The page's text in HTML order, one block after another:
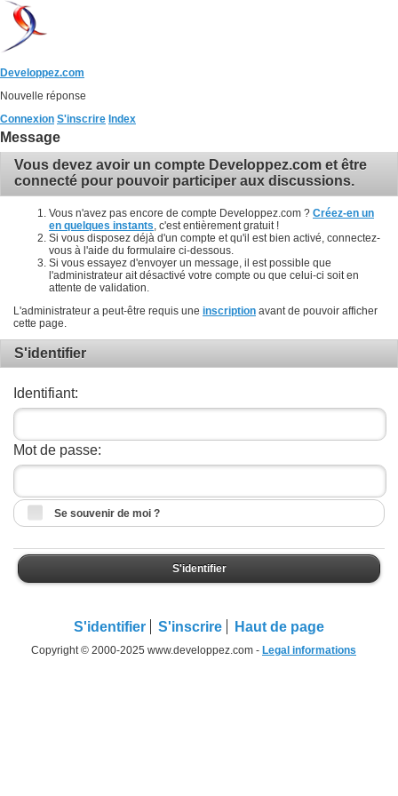
Developpez.com
Nouvelle réponse
Connexion S'inscrire Index
Message
Vous devez avoir un compte Developpez.com et être
connecté pour pouvoir participer aux discussions.
Vous n'avez pas encore de compte Developpez.com ? Créez-en un
en quelques instants , c'est entièrement gratuit !
Si vous disposez déjà d'un compte et qu'il est bien activé, connectez-
vous à l'aide du formulaire ci-dessous.
Si vous essayez d'envoyer un message, il est possible que
l'administrateur ait désactivé votre compte ou que celui-ci soit en
attente de validation.
L'administrateur a peut-être requis une inscription avant de pouvoir afficher
cette page.
S'identifier
Identifiant:
Mot de passe:
Se souvenir de moi ?
S'identifier
S'identifier S'inscrire Haut de page
Copyright © 2000-2025 www.developpez.com - Legal informations